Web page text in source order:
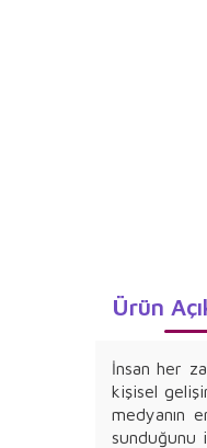
Ürün
İnsan her
kişisel
medyanın
sunduğunu